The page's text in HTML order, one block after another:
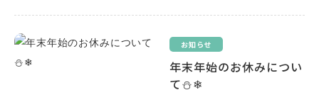
お知らせ
年末年始のお休みについ
て⛄❄